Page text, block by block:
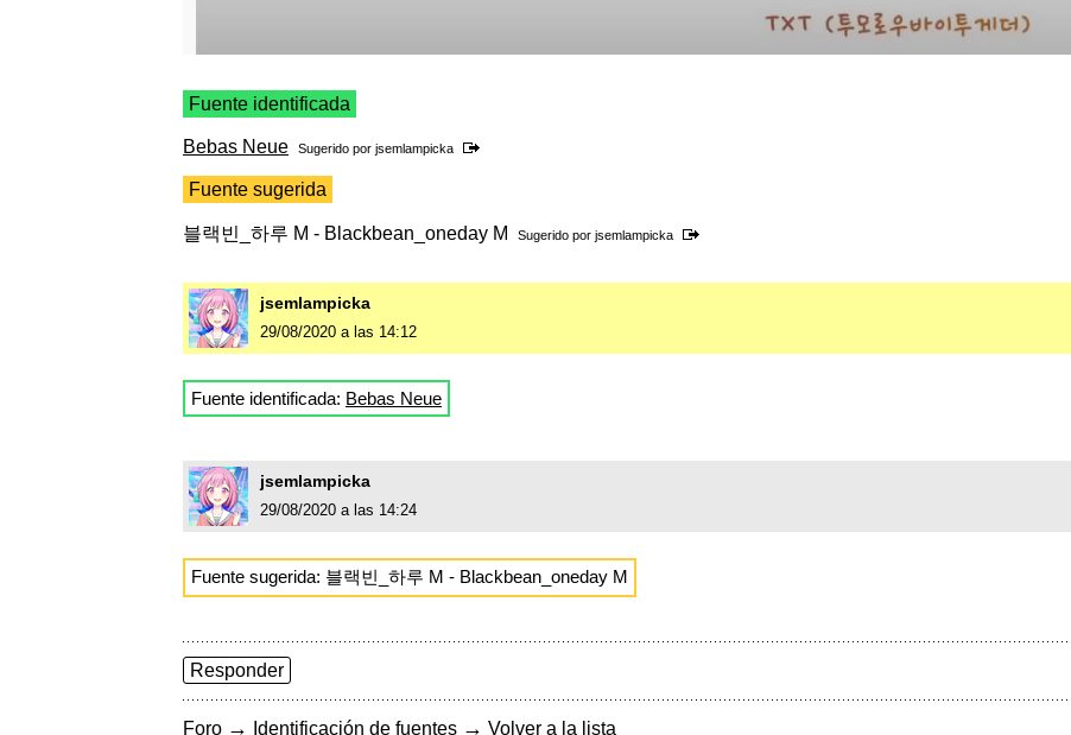
Fuente identificada
Bebas Neue Sugerido por jsemlampicka
Fuente sugerida
블랙빈_하루 M - Blackbean_oneday M Sugerido por jsemlampicka
jsemlampicka
29/08/2020 a las 14:12
Fuente identificada: Bebas Neue
jsemlampicka
29/08/2020 a las 14:24
Fuente sugerida: 블랙빈_하루 M - Blackbean_oneday M
Responder
Foro → Identificación de fuentes → Volver a la lista